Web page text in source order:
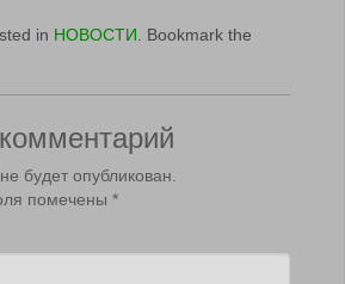
in НОВОСТИ . Bookmark the
будет опубликован.
помечены *